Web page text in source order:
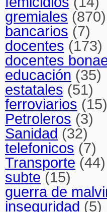
gremiales (870)
bancarios (7)
docentes (173)
docentes
educación (35)
estatales (51)
ferroviarios (15)
Petroleros (3)
Sanidad (32)
telefonicos (7)
Transporte (44)
subte (15)
guerra de
inseguridad (5)